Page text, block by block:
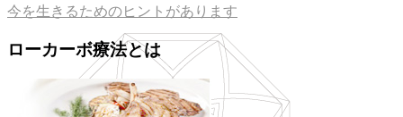
今を生きるためのヒントがあります
ローカーボ療法とは